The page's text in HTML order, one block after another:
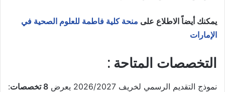
يمكنك أيضاً الاطلاع على منحة كلية فاطمة للعلوم الصحية في
الإمارات
التخصصات المتاحة :
نموذج التقديم الرسمي لخريف 2026/2027 يعرض 8 تخصصات :